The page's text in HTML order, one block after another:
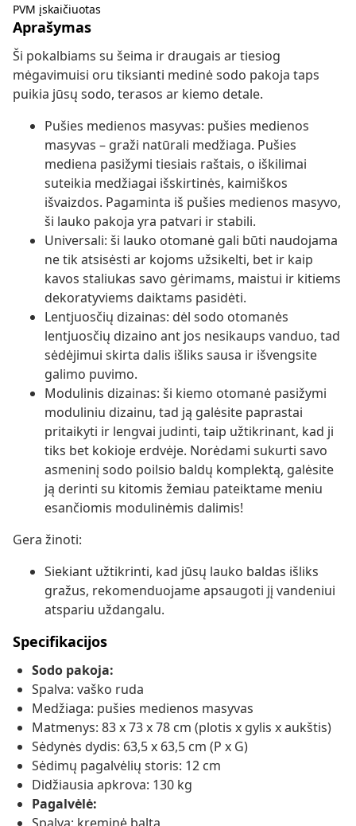
PVM įskaičiuotas
Aprašymas
Ši pokalbiams su šeima ir draugais ar tiesiog
mėgavimuisi oru tiksianti medinė sodo pakoja taps
puikia jūsų sodo, terasos ar kiemo detale.
Pušies medienos masyvas: pušies medienos
masyvas – graži natūrali medžiaga. Pušies
mediena pasižymi tiesiais raštais, o iškilimai
suteikia medžiagai išskirtinės, kaimiškos
išvaizdos. Pagaminta iš pušies medienos masyvo,
ši lauko pakoja yra patvari ir stabili.
Universali: ši lauko otomanė gali būti naudojama
ne tik atsisėsti ar kojoms užsikelti, bet ir kaip
kavos staliukas savo gėrimams, maistui ir kitiems
dekoratyviems daiktams pasidėti.
Lentjuosčių dizainas: dėl sodo otomanės
lentjuosčių dizaino ant jos nesikaups vanduo, tad
sėdėjimui skirta dalis išliks sausa ir išvengsite
galimo puvimo.
Modulinis dizainas: ši kiemo otomanė pasižymi
moduliniu dizainu, tad ją galėsite paprastai
pritaikyti ir lengvai judinti, taip užtikrinant, kad ji
tiks bet kokioje erdvėje. Norėdami sukurti savo
asmeninį sodo poilsio baldų komplektą, galėsite
ją derinti su kitomis žemiau pateiktame meniu
esančiomis modulinėmis dalimis!
Gera žinoti:
Siekiant užtikrinti, kad jūsų lauko baldas išliks
gražus, rekomenduojame apsaugoti jį vandeniui
atspariu uždangalu.
Specifikacijos
Sodo pakoja:
Spalva: vaško ruda
Medžiaga: pušies medienos masyvas
Matmenys: 83 x 73 x 78 cm (plotis x gylis x aukštis)
Sėdynės dydis: 63,5 x 63,5 cm (P x G)
Sėdimų pagalvėlių storis: 12 cm
Didžiausia apkrova: 130 kg
Pagalvėlė: